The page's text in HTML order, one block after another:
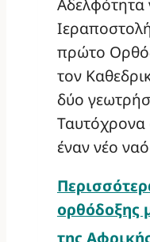
πρώτο
τον
δύο
Ταυτόχρονα
έναν νέο
ορθόδοξης
της